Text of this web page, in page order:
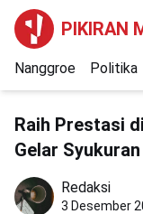
PIKIRAN
Nanggroe Politika
Raih Prestasi
Gelar Syukuran
Redaksi
3 Desember